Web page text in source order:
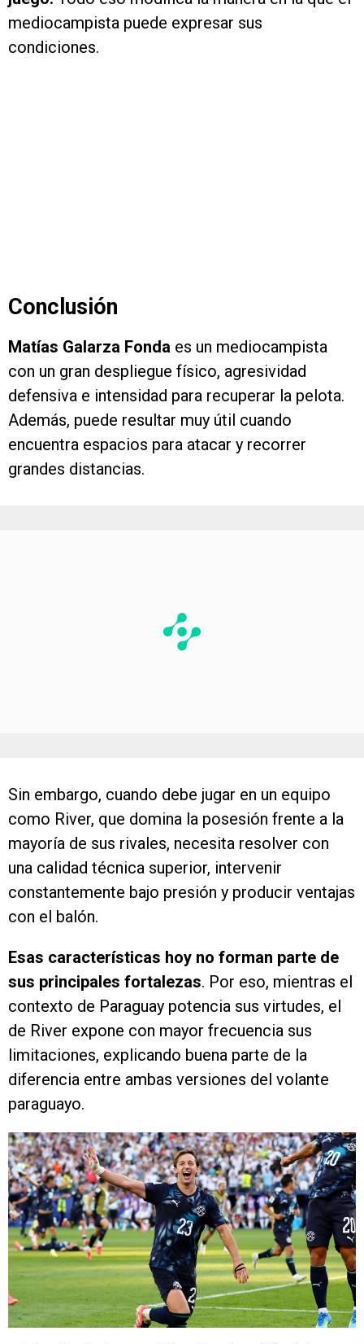
mediocampista puede expresar sus
condiciones.
Conclusión
Matías Galarza Fonda es un mediocampista
con un gran despliegue físico, agresividad
defensiva e intensidad para recuperar la pelota.
Además, puede resultar muy útil cuando
encuentra espacios para atacar y recorrer
grandes distancias.
Sin embargo, cuando debe jugar en un equipo
como River, que domina la posesión frente a la
mayoría de sus rivales, necesita resolver con
una calidad técnica superior, intervenir
constantemente bajo presión y producir ventajas
con el balón.
Esas características hoy no forman parte de
sus principales fortalezas. Por eso, mientras el
contexto de Paraguay potencia sus virtudes, el
de River expone con mayor frecuencia sus
limitaciones, explicando buena parte de la
diferencia entre ambas versiones del volante
paraguayo.